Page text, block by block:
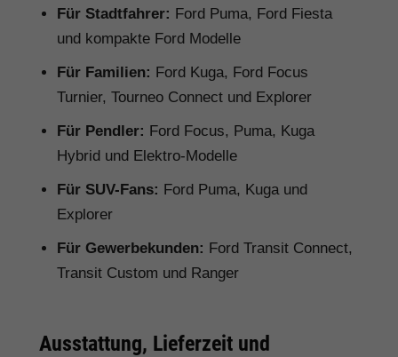
Für Stadtfahrer: Ford Puma, Ford Fiesta
und kompakte Ford Modelle
Für Familien: Ford Kuga, Ford Focus
Turnier, Tourneo Connect und Explorer
Für Pendler: Ford Focus, Puma, Kuga
Hybrid und Elektro-Modelle
Für SUV-Fans: Ford Puma, Kuga und
Explorer
Für Gewerbekunden: Ford Transit Connect,
Transit Custom und Ranger
Ausstattung, Lieferzeit und